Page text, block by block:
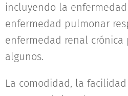
incluyendo la
enfermedad pulmonar
enfermedad renal crónica
algunos.
La comodidad, la